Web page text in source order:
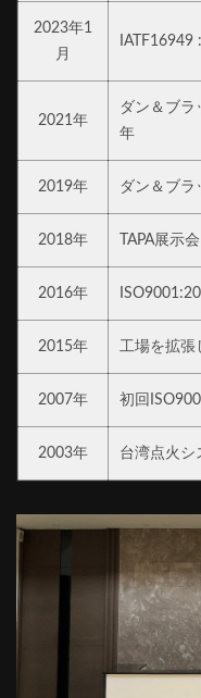
2023年1
月
IATF16949
2021年
ダン＆ブ
年
2019年 ダン＆ブラ
2018年 TAPA展示
2016年
2015年 工場を拡張
2007年 初回
2003年 台湾点火シ